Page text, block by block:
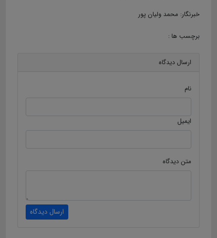
خبرنگار: محمد ولیان پور
برچسب ها :
ارسال دیدگاه
نام
ایمیل
متن دیدگاه
ارسال دیدگاه